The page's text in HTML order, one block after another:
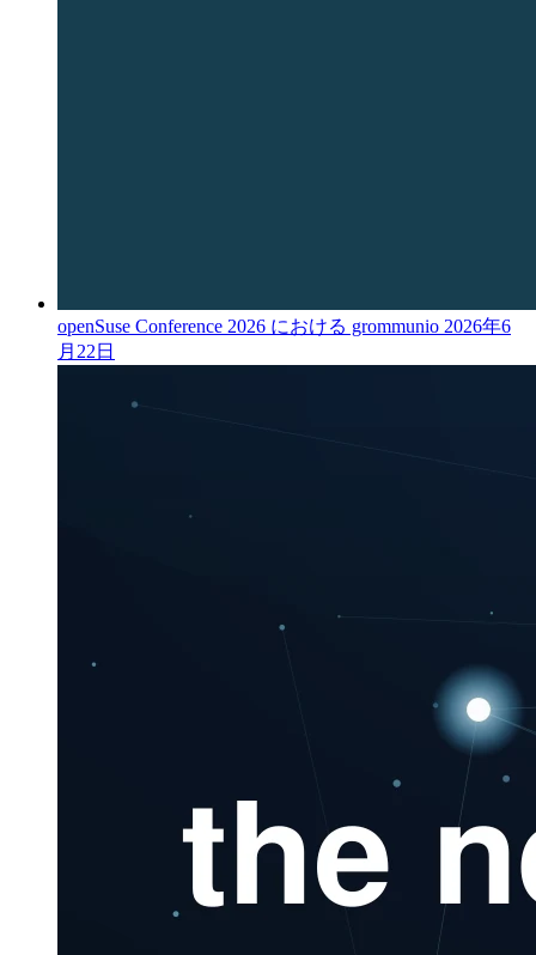
openSuse Conference 2026 における grommunio 2026年6
月22日